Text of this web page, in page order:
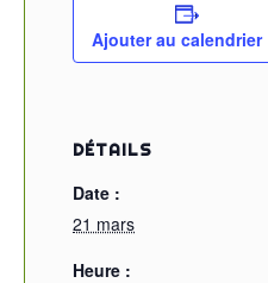
Ajouter au calendrier
DÉTAILS
Date :
21 mars
Heure :